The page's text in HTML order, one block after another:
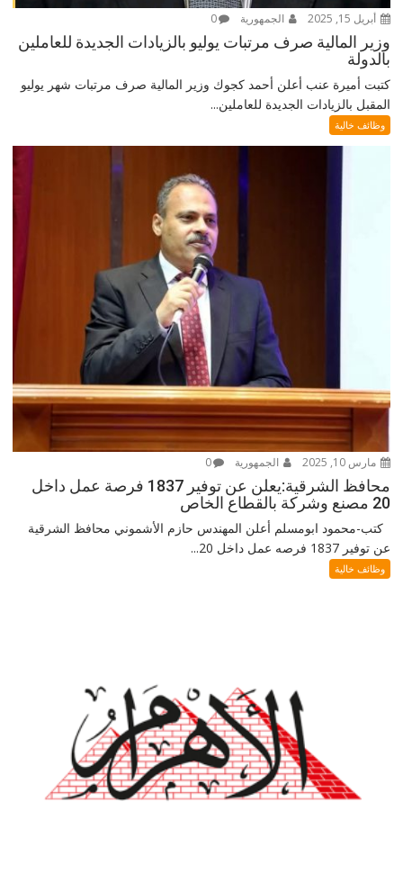
أبريل 15, 2025 الجمهورية 0
وزير المالية صرف مرتبات يوليو بالزيادات الجديدة للعاملين
بالدولة
كتبت أميرة عنب أعلن أحمد كجوك وزير المالية صرف مرتبات شهر يوليو
المقبل بالزيادات الجديدة للعاملين...
وظائف خالية
مارس 10, 2025 الجمهورية 0
محافظ الشرقية:يعلن عن توفير 1837 فرصة عمل داخل
20 مصنع وشركة بالقطاع الخاص
كتب-محمود ابومسلم أعلن المهندس حازم الأشموني محافظ الشرقية
عن توفير 1837 فرصه عمل داخل 20...
وظائف خالية